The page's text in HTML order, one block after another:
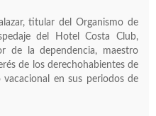
titular del Organismo de
del Hotel Costa Club,
de la dependencia, maestro
de los derechohabientes de
en sus periodos de